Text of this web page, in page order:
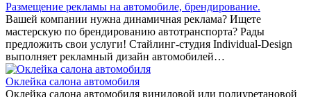
Размещение рекламы на автомобиле, брендирование.
Вашей компании нужна динамичная реклама? Ищете
мастерскую по брендированию автотранспорта? Рады
предложить свои услуги! Стайлинг-студия Individual-Design
выполняет рекламный дизайн автомобилей…
Оклейка салона автомобиля
Оклейка салона автомобиля виниловой или полиуретановой